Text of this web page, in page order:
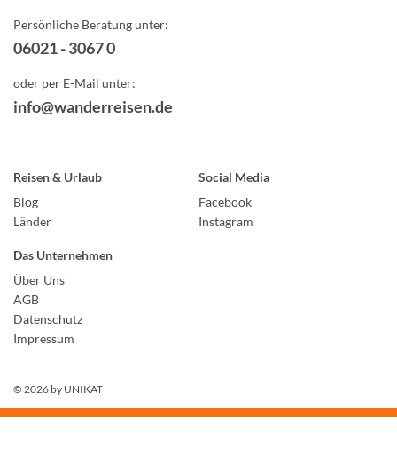
Persönliche Beratung unter:
06021 - 3067 0
oder per E-Mail unter:
info@wanderreisen.de
Reisen & Urlaub
Blog
Länder
Social Media
Facebook
Instagram
Das Unternehmen
Über Uns
AGB
Datenschutz
Impressum
© 2026 by UNIKAT